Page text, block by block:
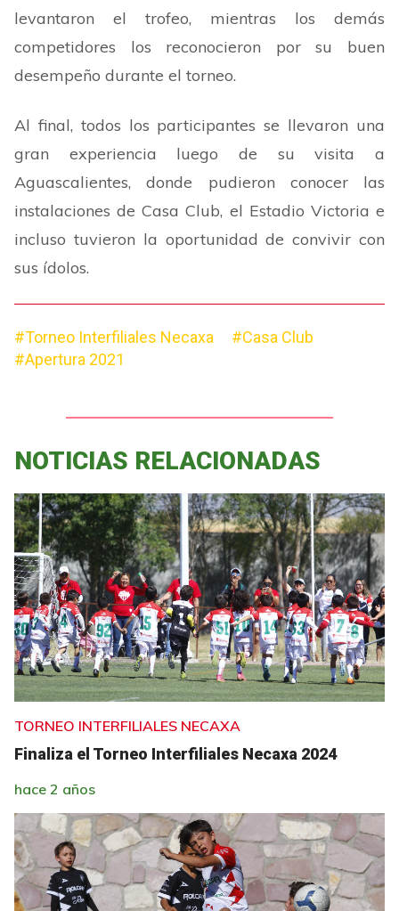
levantaron el trofeo, mientras los demás
competidores los reconocieron por su buen
desempeño durante el torneo.
Al final, todos los participantes se llevaron una
gran experiencia luego de su visita a
Aguascalientes, donde pudieron conocer las
instalaciones de Casa Club, el Estadio Victoria e
incluso tuvieron la oportunidad de convivir con
sus ídolos.
#Torneo Interfiliales Necaxa
#Casa Club
#Apertura 2021
NOTICIAS RELACIONADAS
TORNEO INTERFILIALES NECAXA
Finaliza el Torneo Interfiliales Necaxa 2024
hace 2 años